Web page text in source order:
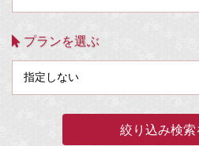
プランを選ぶ